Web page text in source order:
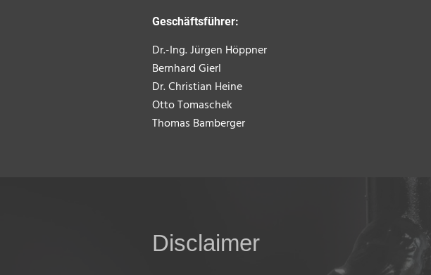
Geschäftsführer:
Dr.-Ing. Jürgen Höppner
Bernhard Gierl
Dr. Christian Heine
Otto Tomaschek
Thomas Bamberger
Disclaimer